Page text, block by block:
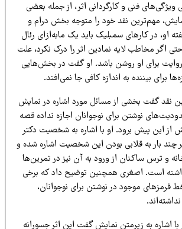
فنی و کارگردانی اثر، از جمله بعضی
نقد خود را متوجه بخش درام و
کارهای سمبلیک باید یک مابه‌ازای رئال
مخاطب لایه نمادین اثر را درک نکرد، علت
او روشن باشد. او گفت در بخش‌هایی
بیننده به اندازه کافی جا نمی‌افتد.
گفت بخشی از مسائل مورد اشاره در نمایش
نوشتن برای نوجوانان اجازه نداده قصه
پیش برود. او با اشاره به شخصیت دکتر
به قلابی بودن این شخصیت اشاره شده و
ساکنان از ورود به آن نیز در تمرین‌ها
اصغری همچنین توضیح داد که برخی
موجود در نوشتن برای نوجوانان،
به زیرمتن نمایش گفت این اثر جسورانه